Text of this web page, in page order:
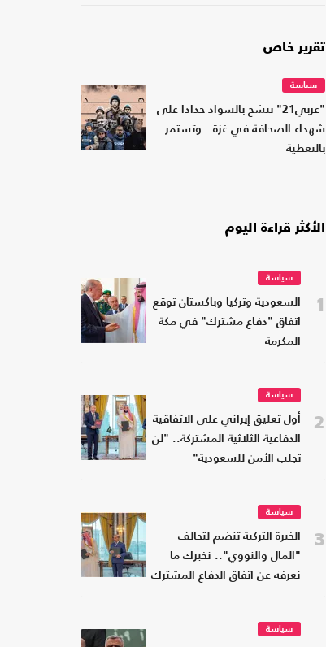
تقرير خاص
سياسة
"عربي21" تتشح بالسواد حدادا على
شهداء الصحافة في غزة.. وتستمر
بالتغطية
الأكثر قراءة اليوم
1
سياسة
السعودية وتركيا وباكستان توقع
اتفاق "دفاع مشترك" في مكة
المكرمة
2
سياسة
أول تعليق إيراني على الاتفاقية
الدفاعية الثلاثية المشتركة.. "لن
تجلب الأمن للسعودية"
3
سياسة
الخبرة التركية تنضم لتحالف
"المال والنووي".. نخبرك ما
نعرفه عن اتفاق الدفاع المشترك
سياسة